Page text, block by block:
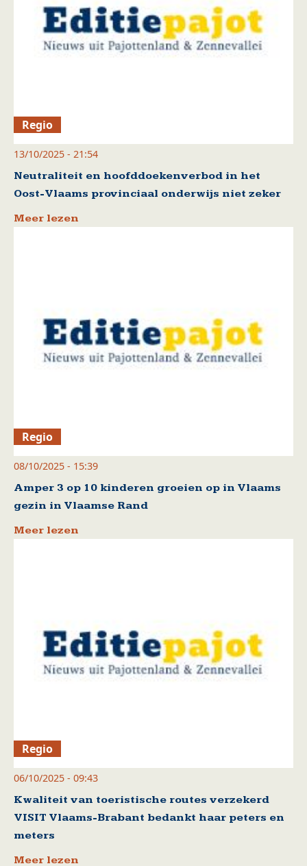
Regio
13/10/2025 - 21:54
Neutraliteit en hoofddoekenverbod in het
Oost-Vlaams provinciaal onderwijs niet zeker
Meer lezen
Regio
08/10/2025 - 15:39
Amper 3 op 10 kinderen groeien op in Vlaams
gezin in Vlaamse Rand
Meer lezen
Regio
06/10/2025 - 09:43
Kwaliteit van toeristische routes verzekerd
VISIT Vlaams-Brabant bedankt haar peters en
meters
Meer lezen